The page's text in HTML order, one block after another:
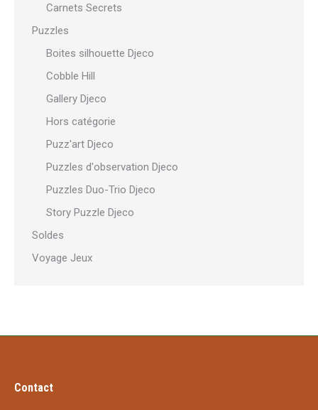
Carnets Secrets
Puzzles
Boites silhouette Djeco
Cobble Hill
Gallery Djeco
Hors catégorie
Puzz'art Djeco
Puzzles d'observation Djeco
Puzzles Duo-Trio Djeco
Story Puzzle Djeco
Soldes
Voyage Jeux
Contact